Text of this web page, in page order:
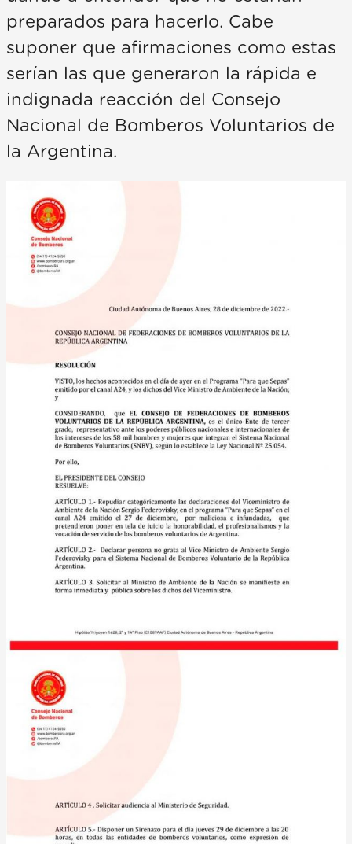
preparados para hacerlo. Cabe
suponer que afirmaciones como estas
serían las que generaron la rápida e
indignada reacción del Consejo
Nacional de Bomberos Voluntarios de
la Argentina.